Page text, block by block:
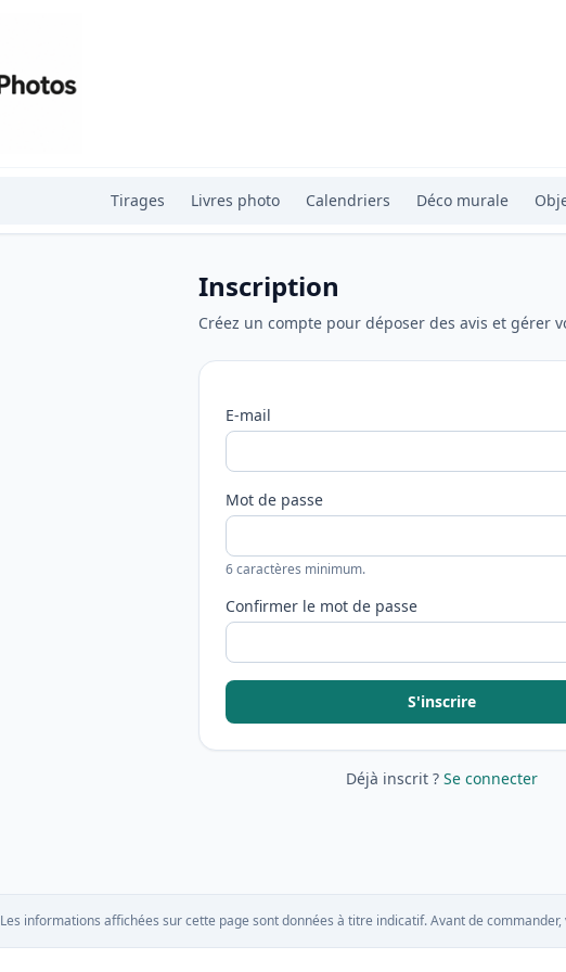
Tirages Livres photo Calendriers Déco murale
Inscription
Créez un compte pour déposer des avis et gérer
E-mail
Mot de passe
6 caractères minimum.
Confirmer le mot de passe
S'inscrire
Déjà inscrit ? Se connecter
Les informations affichées sur cette page sont données à titre indicatif. Avant de